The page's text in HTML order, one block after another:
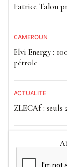
Patrice Talon
CAMEROUN
Elvi Energy :
pétrole
ACTUALITE
ZLECAf : seuls